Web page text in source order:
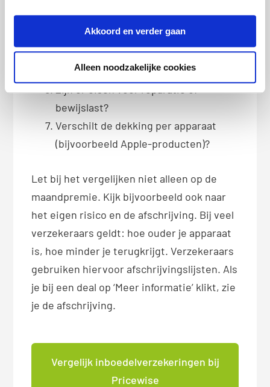
Akkoord en verder gaan
Alleen noodzakelijke cookies
vergoed krijgt?
Hoe hoog is het eigen risico?
Wordt schade vergoed op basis van
dagwaarde of nieuwwaarde?
Zijn er eisen voor reparatie of
bewijslast?
Verschilt de dekking per apparaat
(bijvoorbeeld Apple-producten)?
Let bij het vergelijken niet alleen op de
maandpremie. Kijk bijvoorbeeld ook naar
het eigen risico en de afschrijving. Bij veel
verzekeraars geldt: hoe ouder je apparaat
is, hoe minder je terugkrijgt. Verzekeraars
gebruiken hiervoor afschrijvingslijsten. Als
je bij een deal op ‘Meer informatie’ klikt, zie
je de afschrijving.
Vergelijk inboedelverzekeringen bij
Pricewise